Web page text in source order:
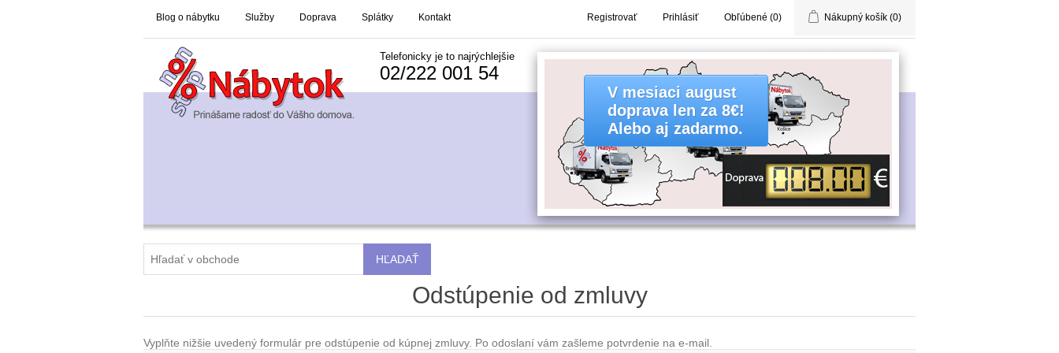
Blog o nábytku Služby Doprava Splátky Kontakt Registrovať Prihlásiť Obľúbené (0) Nákupný košík (0)
Telefonicky je to najrýchlejšie
02/222 001 54
V mesiaci august
doprava len za 8€!
Alebo aj zadarmo.
Odstúpenie od zmluvy
Vyplňte nižšie uvedený formulár pre odstúpenie od kúpnej zmluvy. Po odoslaní vám zašleme potvrdenie na e-mail.